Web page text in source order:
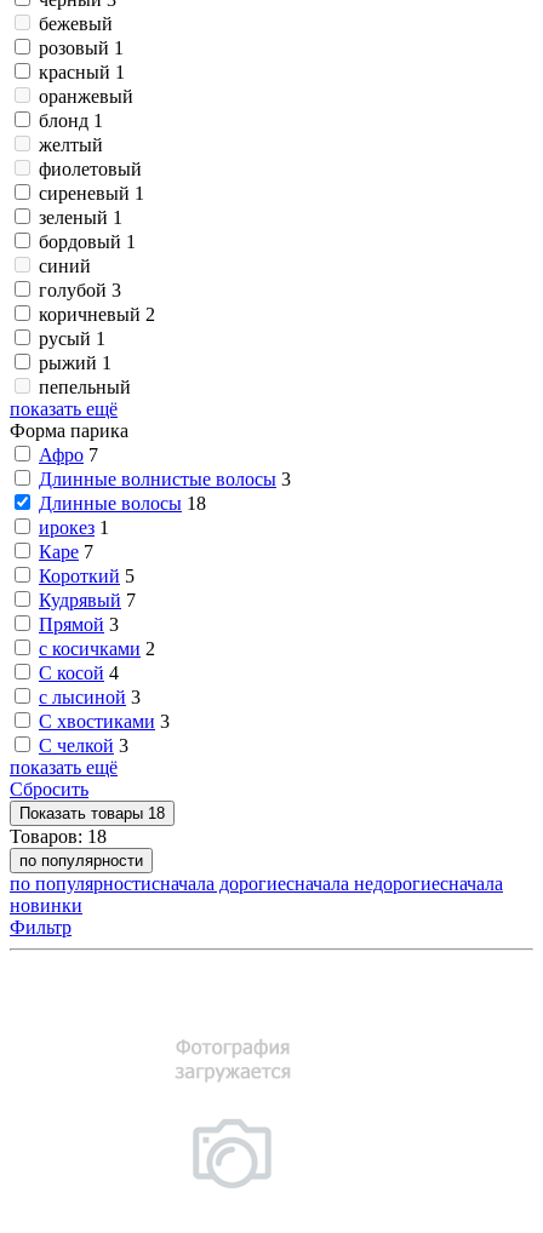
бежевый
розовый 1
красный 1
оранжевый
блонд 1
желтый
фиолетовый
сиреневый 1
зеленый 1
бордовый 1
синий
голубой 3
коричневый 2
русый 1
рыжий 1
пепельный
показать ещё
Форма парика
Афро 7
Длинные волнистые волосы 3
Длинные волосы 18
ирокез 1
Каре 7
Короткий 5
Кудрявый 7
Прямой 3
с косичками 2
С косой 4
с лысиной 3
С хвостиками 3
С челкой 3
показать ещё
Сбросить
Показать товары 18
Товаров: 18
по популярности
по популярностисначала дорогиесначала недорогиесначала
новинки
Фильтр